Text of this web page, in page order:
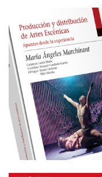
espectáculos en